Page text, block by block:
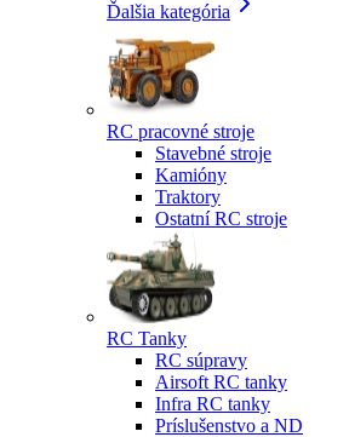
Ďalšia kategória
RC pracovné stroje
Stavebné stroje
Kamióny
Traktory
Ostatní RC stroje
RC Tanky
RC súpravy
Airsoft RC tanky
Infra RC tanky
Príslušenstvo a ND